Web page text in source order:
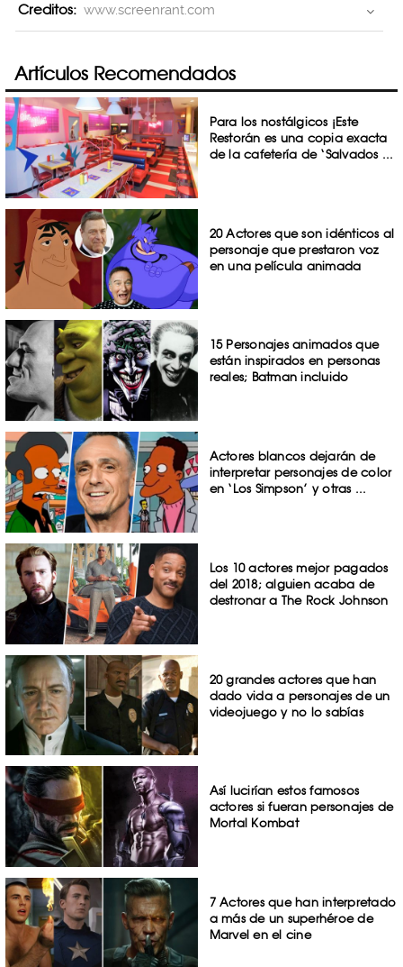
Creditos: www.screenrant.com
Artículos Recomendados
Para los nostálgicos ¡Este
Restorán es una copia exacta
de la cafetería de ‘Salvados ...
20 Actores que son idénticos al
personaje que prestaron voz
en una película animada
15 Personajes animados que
están inspirados en personas
reales; Batman incluido
Actores blancos dejarán de
interpretar personajes de color
en ‘Los Simpson’ y otras ...
Los 10 actores mejor pagados
del 2018; alguien acaba de
destronar a The Rock Johnson
20 grandes actores que han
dado vida a personajes de un
videojuego y no lo sabías
Así lucirían estos famosos
actores si fueran personajes de
Mortal Kombat
7 Actores que han interpretado
a más de un superhéroe de
Marvel en el cine